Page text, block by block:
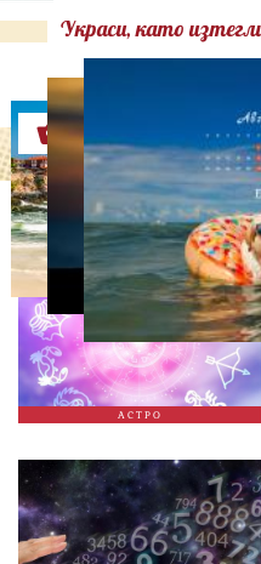
Украси, като
Оферти
АСТРО